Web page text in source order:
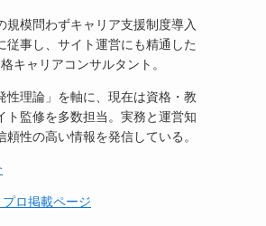
規模問わずキャリア支援制度導入
従事し、サイト運営にも精通した
キャリアコンサルタント。
性理論」を軸に、現在は資格・教
ト監修を多数担当。実務と運営知
頼性の高い情報を発信している。
ロ掲載ページ